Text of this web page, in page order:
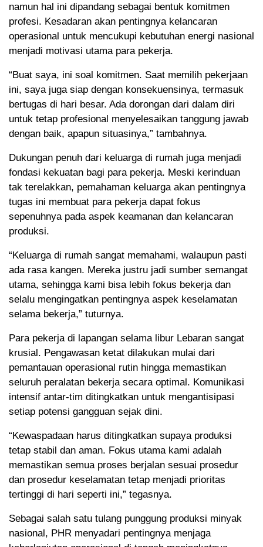
namun hal ini dipandang sebagai bentuk komitmen
profesi. Kesadaran akan pentingnya kelancaran
operasional untuk mencukupi kebutuhan energi nasional
menjadi motivasi utama para pekerja.
“Buat saya, ini soal komitmen. Saat memilih pekerjaan
ini, saya juga siap dengan konsekuensinya, termasuk
bertugas di hari besar. Ada dorongan dari dalam diri
untuk tetap profesional menyelesaikan tanggung jawab
dengan baik, apapun situasinya,” tambahnya.
Dukungan penuh dari keluarga di rumah juga menjadi
fondasi kekuatan bagi para pekerja. Meski kerinduan
tak terelakkan, pemahaman keluarga akan pentingnya
tugas ini membuat para pekerja dapat fokus
sepenuhnya pada aspek keamanan dan kelancaran
produksi.
“Keluarga di rumah sangat memahami, walaupun pasti
ada rasa kangen. Mereka justru jadi sumber semangat
utama, sehingga kami bisa lebih fokus bekerja dan
selalu mengingatkan pentingnya aspek keselamatan
selama bekerja,” tuturnya.
Para pekerja di lapangan selama libur Lebaran sangat
krusial. Pengawasan ketat dilakukan mulai dari
pemantauan operasional rutin hingga memastikan
seluruh peralatan bekerja secara optimal. Komunikasi
intensif antar-tim ditingkatkan untuk mengantisipasi
setiap potensi gangguan sejak dini.
“Kewaspadaan harus ditingkatkan supaya produksi
tetap stabil dan aman. Fokus utama kami adalah
memastikan semua proses berjalan sesuai prosedur
dan prosedur keselamatan tetap menjadi prioritas
tertinggi di hari seperti ini,” tegasnya.
Sebagai salah satu tulang punggung produksi minyak
nasional, PHR menyadari pentingnya menjaga